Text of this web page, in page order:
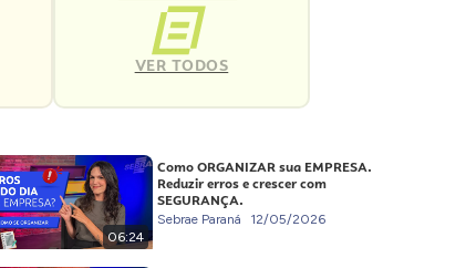
VER TODOS
06:24
Como ORGANIZAR sua EMPRESA.
Reduzir erros e crescer com
SEGURANÇA.
Sebrae Paraná 12/05/2026